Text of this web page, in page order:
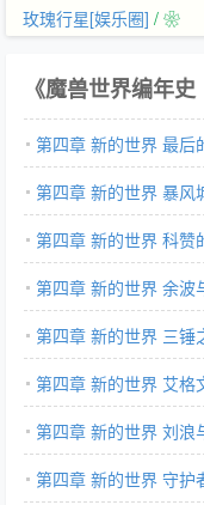
玫瑰行星[娱乐圈] / ❀
《魔兽世界编年
第四章 新的世界 最
第四章 新的世界 暴
第四章 新的世界 科
第四章 新的世界 余波
第四章 新的世界 三
第四章 新的世界 艾
第四章 新的世界 刘
第四章 新的世界 守